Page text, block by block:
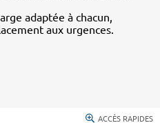
adaptée à chacun,
aux urgences.
ACCÈS RAPIDES